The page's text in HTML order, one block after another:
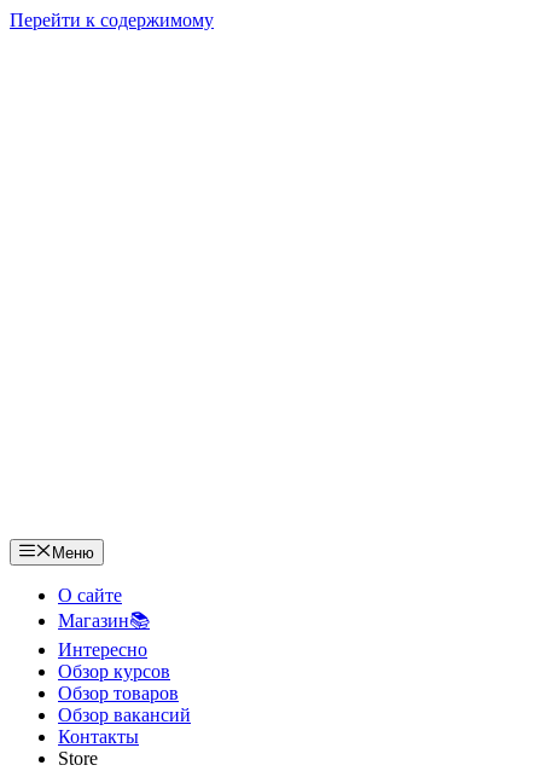
Перейти к содержимому
Меню
О сайте
Магазин📚
Интересно
Обзор курсов
Обзор товаров
Обзор вакансий
Контакты
Store